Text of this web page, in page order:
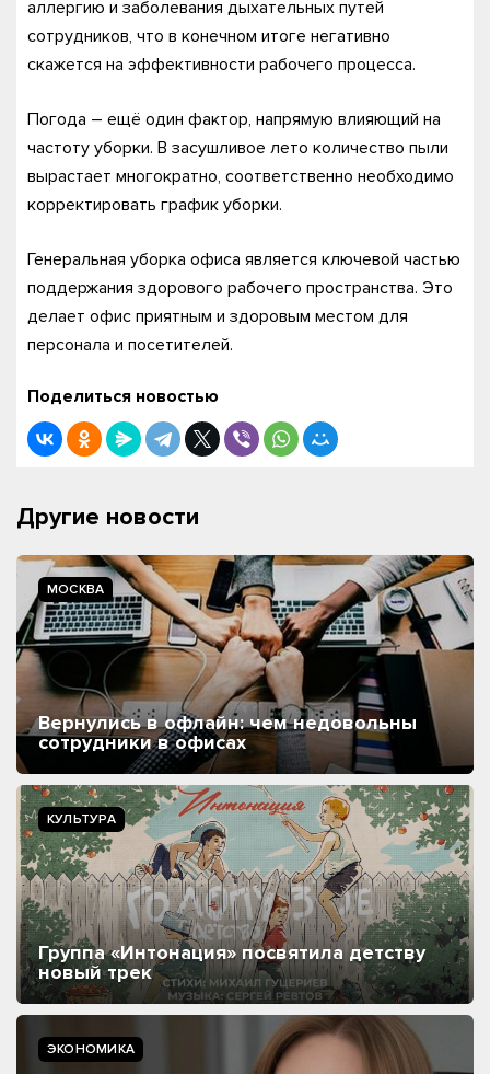
аллергию и заболевания дыхательных путей
сотрудников, что в конечном итоге негативно
скажется на эффективности рабочего процесса.
Погода – ещё один фактор, напрямую влияющий на
частоту уборки. В засушливое лето количество пыли
вырастает многократно, соответственно необходимо
корректировать график уборки.
Генеральная уборка офиса является ключевой частью
поддержания здорового рабочего пространства. Это
делает офис приятным и здоровым местом для
персонала и посетителей.
Поделиться новостью
Другие новости
МОСКВА
Вернулись в офлайн: чем недовольны
сотрудники в офисах
КУЛЬТУРА
Группа «Интонация» посвятила детству
новый трек
ЭКОНОМИКА